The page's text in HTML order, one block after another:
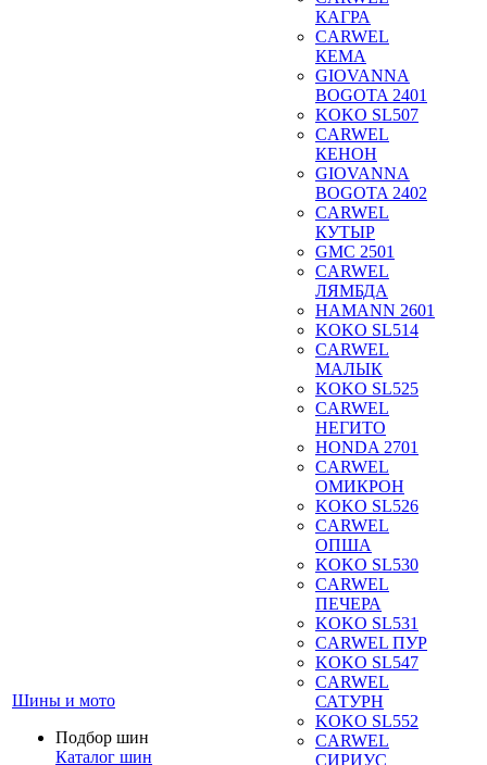
Шины и мото
Подбор шин
Каталог шин
КАГРА
CARWEL
КЕМА
GIOVANNA
BOGOTA 2401
KOKO SL507
CARWEL
КЕНОН
GIOVANNA
BOGOTA 2402
CARWEL
КУТЫР
GMC 2501
CARWEL
ЛЯМБДА
HAMANN 2601
KOKO SL514
CARWEL
МАЛЫК
KOKO SL525
CARWEL
НЕГИТО
HONDA 2701
CARWEL
ОМИКРОН
KOKO SL526
CARWEL
ОПША
KOKO SL530
CARWEL
ПЕЧЕРА
KOKO SL531
CARWEL ПУР
KOKO SL547
CARWEL
САТУРН
KOKO SL552
CARWEL
СИРИУС